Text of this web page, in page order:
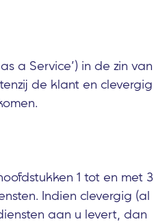
a Service’) in de zin van
de klant en clevergig
1 tot en met 3
Indien clevergig (al
aan u levert, dan